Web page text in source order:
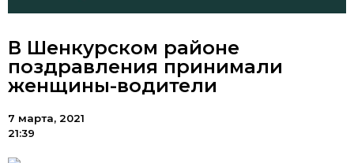
В Шенкурском районе
поздравления принимали
женщины-водители
7 марта, 2021
21:39